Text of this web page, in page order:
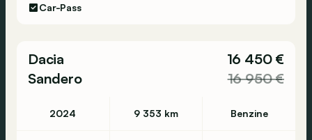
Car-Pass
Dacia
Sandero
16 450 €
16 950 €
2024 9 353 km Benzine